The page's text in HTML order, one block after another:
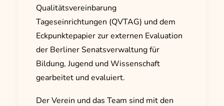
Qualitätsvereinbarung
Tageseinrichtungen (QVTAG) und dem
Eckpunktepapier zur externen Evaluation
der Berliner Senatsverwaltung für
Bildung, Jugend und Wissenschaft
gearbeitet und evaluiert.
Der Verein und das Team sind mit den